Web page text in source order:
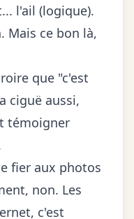
l'ail (logique).
Mais ce bon là,
que "c'est
ciguë aussi,
témoigner
fier aux photos
non. Les
c'est